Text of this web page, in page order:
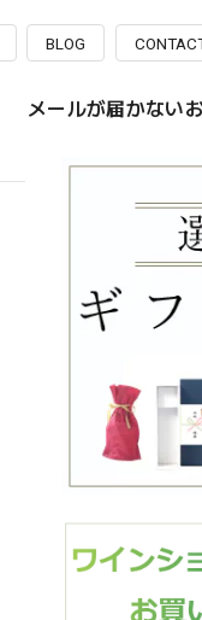
BLOG
メールが届かない